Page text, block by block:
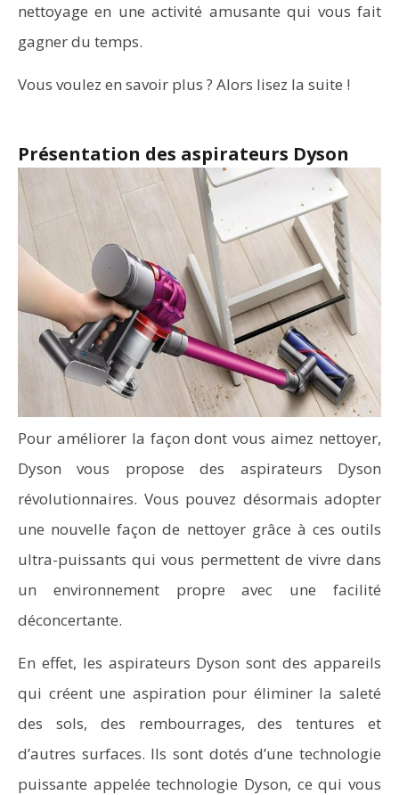
nettoyage en une activité amusante qui vous fait
gagner du temps.
Vous voulez en savoir plus ? Alors lisez la suite !
Présentation des aspirateurs Dyson
Pour améliorer la façon dont vous aimez nettoyer,
Dyson vous propose des aspirateurs Dyson
révolutionnaires. Vous pouvez désormais adopter
une nouvelle façon de nettoyer grâce à ces outils
ultra-puissants qui vous permettent de vivre dans
un environnement propre avec une facilité
déconcertante.
En effet, les aspirateurs Dyson sont des appareils
qui créent une aspiration pour éliminer la saleté
des sols, des rembourrages, des tentures et
d’autres surfaces. Ils sont dotés d’une technologie
puissante appelée technologie Dyson, ce qui vous